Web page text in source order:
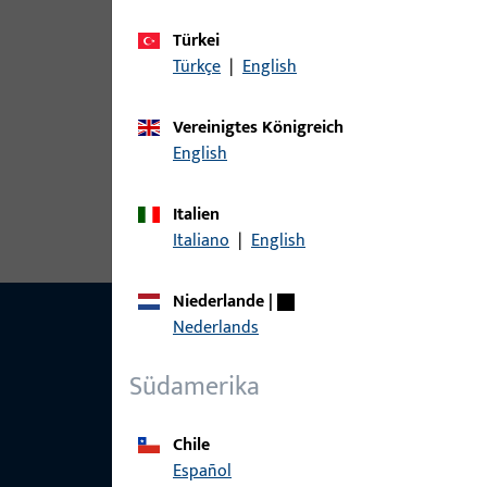
Zu diesem Produkt gibt es folgende Varianten:
Artikel
6-31632-2Y-L-1 | Fangplatte | Spl-
Türkei
Türkçe | English
Vereinigtes Königreich
English
Italien
Italiano | English
Niederlande|
Nederlands
Südamerika
Chile
Español